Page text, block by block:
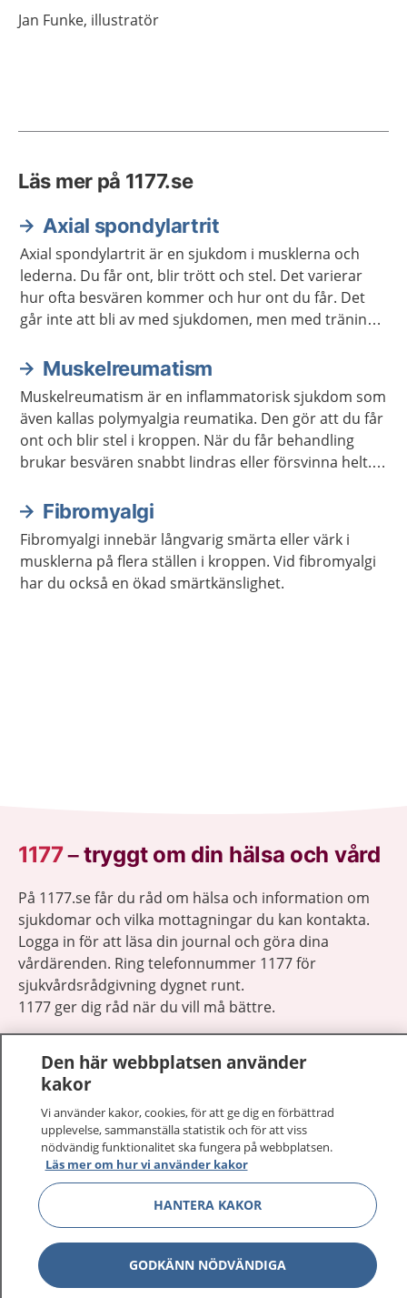
Jan Funke, illustratör
Läs mer på 1177.se
Axial spondylartrit
Axial spondylartrit är en sjukdom i musklerna och
lederna. Du får ont, blir trött och stel. Det varierar
hur ofta besvären kommer och hur ont du får. Det
går inte att bli av med sjukdomen, men med träning
Muskelreumatism
Muskelreumatism är en inflammatorisk sjukdom som
även kallas polymyalgia reumatika. Den gör att du får
ont och blir stel i kroppen. När du får behandling
brukar besvären snabbt lindras eller försvinna helt.
Fibromyalgi
Fibromyalgi innebär långvarig smärta eller värk i
musklerna på flera ställen i kroppen. Vid fibromyalgi
har du också en ökad smärtkänslighet.
1177–tryggt om din hälsa och vård
På 1177.se får du råd om hälsa och information om
sjukdomar och vilka mottagningar du kan kontakta.
Logga in för att läsa din journal och göra dina
vårdärenden. Ring telefonnummer 1177 för
sjukvårdsrådgivning dygnet runt.
1177 ger dig råd när du vill må bättre.
1177 på flera språk
Kontakt Visa
Behandling av personuppgifter
Den här webbplatsen använder
kakor
Vi använder kakor, cookies, för att ge dig en förbättrad
upplevelse, sammanställa statistik och för att viss
nödvändig funktionalitet ska fungera på webbplatsen.
Läs mer om hur vi använder kakor
HANTERA KAKOR
GODKÄNN NÖDVÄNDIGA